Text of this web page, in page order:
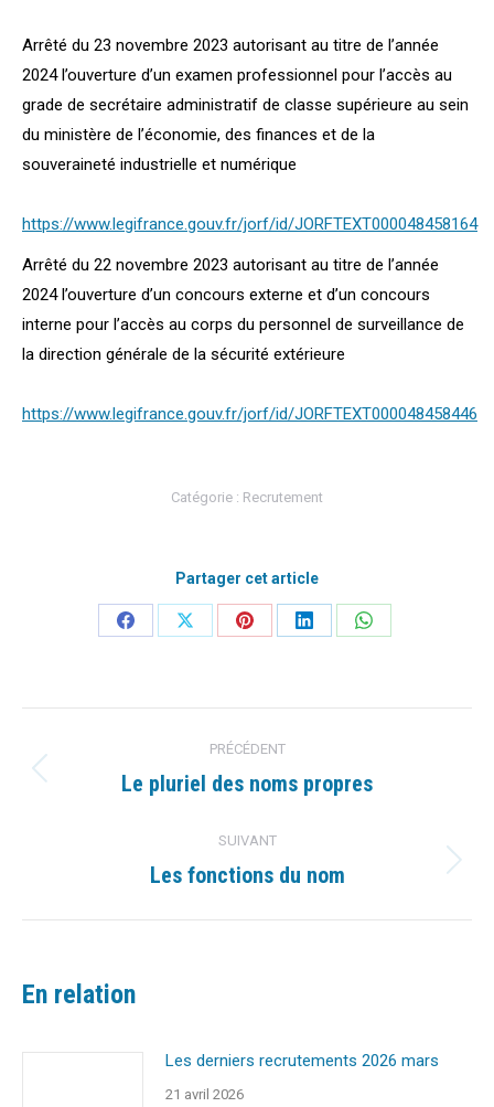
Arrêté du 23 novembre 2023 autorisant au titre de l’année
2024 l’ouverture d’un examen professionnel pour l’accès au
grade de secrétaire administratif de classe supérieure au sein
du ministère de l’économie, des finances et de la
souveraineté industrielle et numérique
https://www.legifrance.gouv.fr/jorf/id/JORFTEXT000048458164
Arrêté du 22 novembre 2023 autorisant au titre de l’année
2024 l’ouverture d’un concours externe et d’un concours
interne pour l’accès au corps du personnel de surveillance de
la direction générale de la sécurité extérieure
https://www.legifrance.gouv.fr/jorf/id/JORFTEXT000048458446
Catégorie : Recrutement
Partager cet article
PartagerPartagerPartagerPartagerPartager
article
PRÉCÉDENT
Article
:
Le pluriel des noms propres
SUIVANT
Article
Les fonctions du nom
En relation
Les derniers recrutements 2026 mars
21 avril 2026